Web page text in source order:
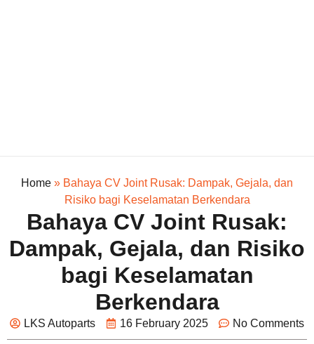
Home » Bahaya CV Joint Rusak: Dampak, Gejala, dan
Risiko bagi Keselamatan Berkendara
Bahaya CV Joint Rusak:
Dampak, Gejala, dan Risiko
bagi Keselamatan
Berkendara
LKS Autoparts 16 February 2025 No Comments